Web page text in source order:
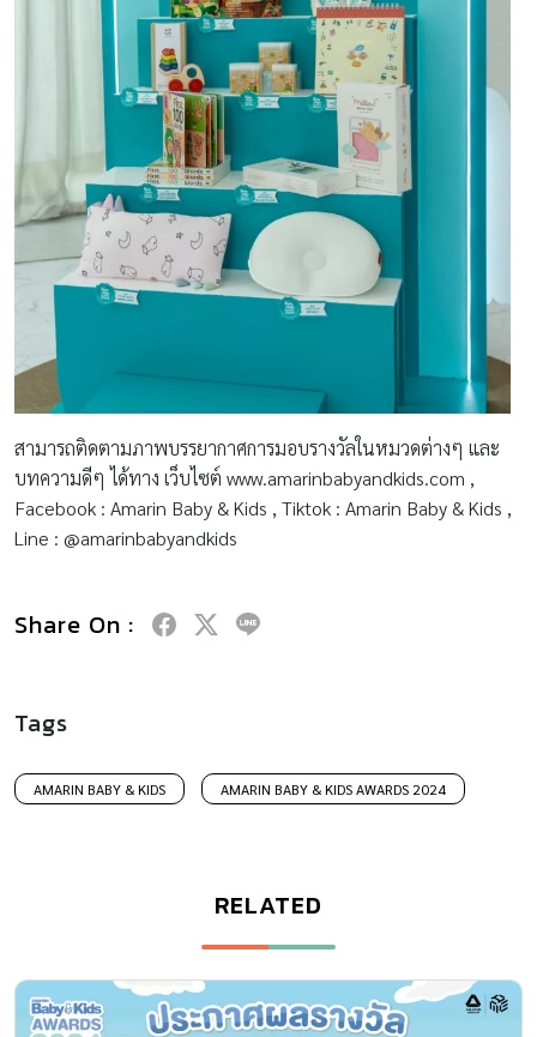
สามารถติดตามภาพบรรยากาศการมอบรางวัลในหมวดต่างๆ และ
บทความดีๆ ได้ทาง เว็บไซต์ www.amarinbabyandkids.com ,
Facebook : Amarin Baby & Kids , Tiktok : Amarin Baby & Kids ,
Line : @amarinbabyandkids
Share On :
Tags
AMARIN BABY & KIDS AMARIN BABY & KIDS AWARDS 2024
RELATED